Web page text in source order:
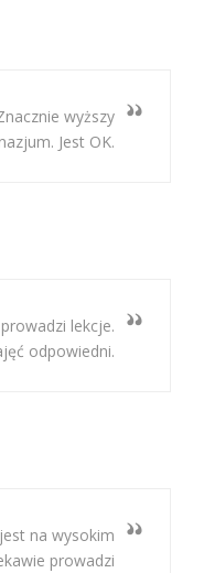
wyższy
Jest OK.
lekcje.
odpowiedni.
na wysokim
prowadzi